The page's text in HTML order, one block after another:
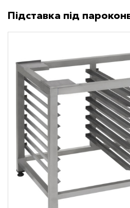
Підставка під